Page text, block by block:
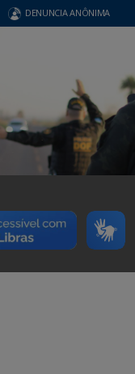
DENUNCIA ANÔNIMA